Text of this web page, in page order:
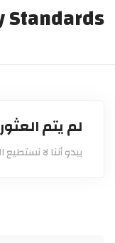
Standards
لم يتم
يبدو أننا لا